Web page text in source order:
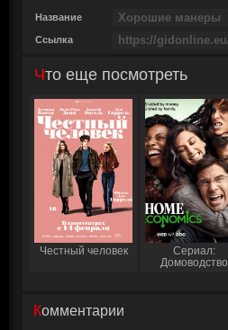
Название
Ссылка
Что еще посмотреть
Честный человек
Сериал:
Домоводство
Комментарии